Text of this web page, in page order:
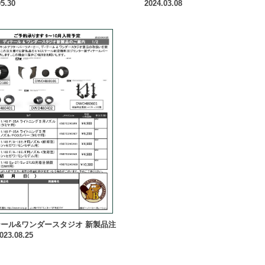
2024.03.08
ル&ワンダースタジオ 新製品注